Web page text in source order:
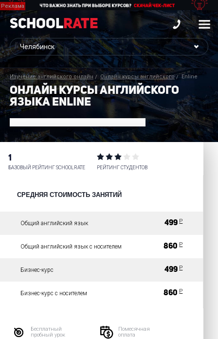
School Rate
Изучение английского онлайн Онлайн курсы английского Enline
ОНЛАЙН КУРСЫ АНГЛИЙСКОГО
ЯЗЫКА ENLINE
1
БАЗОВЫЙ РЕЙТИНГ SCHOOLRATE РЕЙТИНГ СТУДЕНТОВ
СРЕДНЯЯ СТОИМОСТЬ ЗАНЯТИЙ
Общий английский язык 499 P
Общий английский язык с носителем 860 P
Бизнес-курс 499 P
Бизнес-курс с носителем 860 P
Бесплатный
пробный урок
Помесячная
оплата